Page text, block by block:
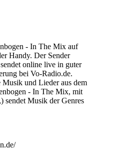
- In The Mix auf
Handy. Der Sender
online live in guter
bei Vo-Radio.de.
Musik und Lieder aus dem
- In The Mix, mit
sendet Musik der Genres